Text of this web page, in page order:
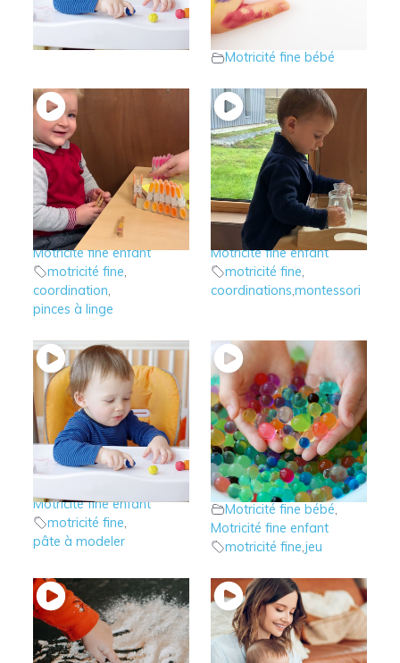
pâte à modeler ?
peinture sèche avec
les petits
Motricité fine bébé
12 – Le jeu des
pinces à linge
Motricité fine bébé
Motricité fine enfant
motricité fine,
coordination,
pinces à linge
9 – Les plateaux
Montessori
Motricité fine bébé,
Motricité fine enfant
motricité fine,
coordinations,montessori
8 – Le jeu de la pâte
à modeler
Motricité fine enfant
motricité fine,
pâte à modeler
7 – Jouons avec les
perles d’eau avant 2
ans
Motricité fine bébé,
Motricité fine enfant
motricité fine,jeu